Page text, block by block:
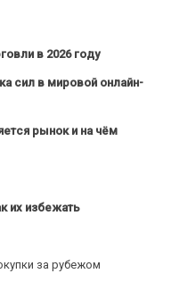
в 2026 году
сил в мировой онлайн-
рынок и на чём
их избежать
за рубежом